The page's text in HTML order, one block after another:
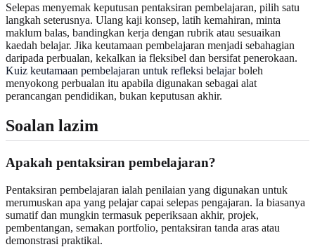
Selepas menyemak keputusan pentaksiran pembelajaran, pilih satu
langkah seterusnya. Ulang kaji konsep, latih kemahiran, minta
maklum balas, bandingkan kerja dengan rubrik atau sesuaikan
kaedah belajar. Jika keutamaan pembelajaran menjadi sebahagian
daripada perbualan, kekalkan ia fleksibel dan bersifat penerokaan.
Kuiz keutamaan pembelajaran untuk refleksi belajarboleh
menyokong perbualan itu apabila digunakan sebagai alat
perancangan pendidikan, bukan keputusan akhir.
Soalan lazim
Apakah pentaksiran pembelajaran?
Pentaksiran pembelajaran ialah penilaian yang digunakan untuk
merumuskan apa yang pelajar capai selepas pengajaran. Ia biasanya
sumatif dan mungkin termasuk peperiksaan akhir, projek,
pembentangan, semakan portfolio, pentaksiran tanda aras atau
demonstrasi praktikal.